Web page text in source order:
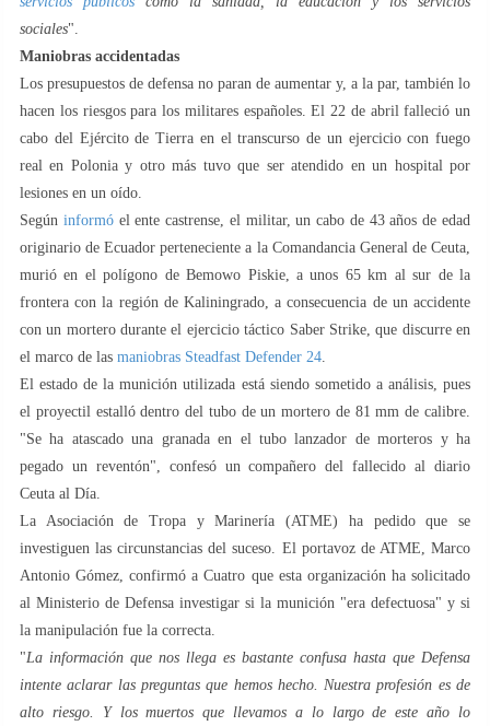
sociales".
Maniobras accidentadas
Los presupuestos de defensa no paran de aumentar y, a la par, también lo
hacen los riesgos para los militares españoles. El 22 de abril falleció un
cabo del Ejército de Tierra en el transcurso de un ejercicio con fuego
real en Polonia y otro más tuvo que ser atendido en un hospital por
lesiones en un oído.
Según informóel ente castrense, el militar, un cabo de 43 años de edad
originario de Ecuador perteneciente a la Comandancia General de Ceuta,
murió en el polígono de Bemowo Piskie, a unos 65 km al sur de la
frontera con la región de Kaliningrado, a consecuencia de un accidente
con un mortero durante el ejercicio táctico Saber Strike, que discurre en
el marco de las maniobras Steadfast Defender 24
El estado de la munición utilizada está siendo sometido a análisis, pues
el proyectil estalló dentro del tubo de un mortero de 81 mm de calibre.
"Se ha atascado una granada en el tubo lanzador de morteros y ha
pegado un reventón", confesó un compañero del fallecido al diario
Ceuta al Día.
La Asociación de Tropa y Marinería (ATME) ha pedido que se
investiguen las circunstancias del suceso. El portavoz de ATME, Marco
Antonio Gómez, confirmó a Cuatro que esta organización ha solicitado
al Ministerio de Defensa investigar si la munición "era defectuosa" y si
la manipulación fue la correcta.
"La información que nos llega es bastante confusa hasta que Defensa
intente aclarar las preguntas que hemos hecho. Nuestra profesión es de
alto riesgo. Y los muertos que llevamos a lo largo de este año lo